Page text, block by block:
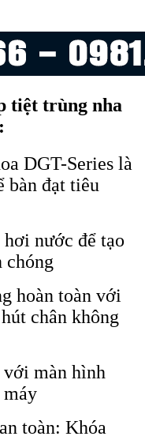
tiệt trùng nha
DGT-Series là
bàn đạt tiêu
nước để tạo
chóng
hoàn toàn với
chân không
màn hình
toàn: Khóa